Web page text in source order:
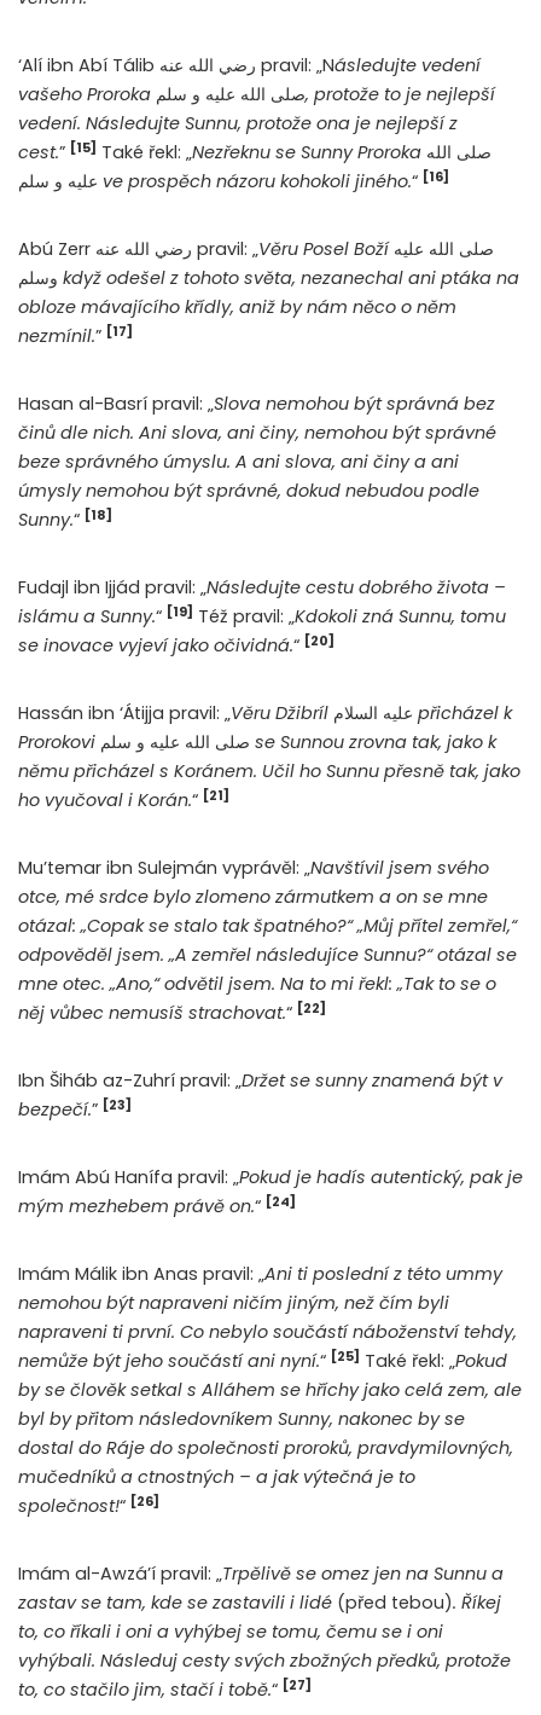
‘Alí ibn Abí Tálib رضي الله عنه pravil: „Následujte vedení
vašeho Proroka صلى الله عليه و سلم, protože to je nejlepší
vedení. Následujte Sunnu, protože ona je nejlepší z
cest.” [15] Také řekl: „Nezřeknu se Sunny Proroka
ve prospěch názoru kohokoli jiného.“ [16]
Abú Zerr رضي الله عنه pravil: „Věru Posel Božíصلى الله عليه
když odešel z tohoto světa, nezanechal ani ptáka na
obloze mávajícího křídly, aniž by nám něco o něm
nezmínil.” [17]
Hasan al-Basrí pravil: „Slova nemohou být správná bez
činů dle nich. Ani slova, ani činy, nemohou být správné
beze správného úmyslu. A ani slova, ani činy a ani
úmysly nemohou být správné, dokud nebudou podle
Sunny.“ [18]
Fudajl ibn Ijjád pravil: „Následujte cestu dobrého života –
islámu a Sunny.“ [19] Též pravil: „Kdokoli zná Sunnu, tomu
se inovace vyjeví jako očividná.“ [20]
Hassán ibn ‘Átijja pravil: „Věru Džibríl
přicházel k
Prorokovi
se Sunnou zrovna tak, jako k
němu přicházel s Koránem. Učil ho Sunnu přesně tak, jako
ho vyučoval i Korán.“ [21]
Mu’temar ibn Sulejmán vyprávěl: „Navštívil jsem svého
otce, mé srdce bylo zlomeno zármutkem a on se mne
otázal: „Copak se stalo tak špatného?“ „Můj přítel zemřel,“
odpověděl jsem. „A zemřel následujíce Sunnu?“ otázal se
mne otec. „Ano,“ odvětil jsem. Na to mi řekl: „Tak to se o
něj vůbec nemusíš strachovat.“ [22]
Ibn Šiháb az-Zuhrí pravil: „Držet se sunny znamená být v
bezpečí.” [23]
Imám Abú Hanífa pravil: „Pokud je hadís autentický, pak je
mým mezhebem právě on.“ [24]
Imám Málik ibn Anas pravil: „Ani ti poslední z této ummy
nemohou být napraveni ničím jiným, než čím byli
napraveni ti první. Co nebylo součástí náboženství tehdy,
nemůže být jeho součástí ani nyní.“ [25] Také řekl: „Pokud
by se člověk setkal s Alláhem se hříchy jako celá zem, ale
byl by přitom následovníkem Sunny, nakonec by se
dostal do Ráje do společnosti proroků, pravdymilovných,
mučedníků a ctnostných – a jak výtečná je to
společnost!“ [26]
Imám al-Awzá’í pravil: „Trpělivě se omez jen na Sunnu a
zastav se tam, kde se zastavili i lidé (před tebou). Říkej
to, co říkali i oni a vyhýbej se tomu, čemu se i oni
vyhýbali. Následuj cesty svých zbožných předků, protože
to, co stačilo jim, stačí i tobě.“ [27]